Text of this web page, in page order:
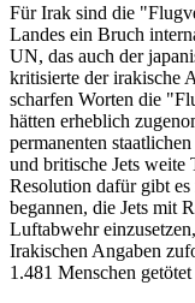
Für Irak sind die
Landes ein Bruch
UN, das auch der
kritisierte der irakische
scharfen Worten die
hätten erheblich
permanenten
und britische Jets
Resolution dafür gibt
begannen, die Jets mit
Luftabwehr
Irakischen Angaben
1.481 Menschen